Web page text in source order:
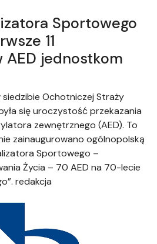
Sportowego
11
jednostkom
Ochotniczej Straży
się uroczystość przekazania
zewnętrznego (AED). To
zainaugurowano ogólnopolską
Sportowego –
Życia – 70 AED na 70-lecie
redakcja